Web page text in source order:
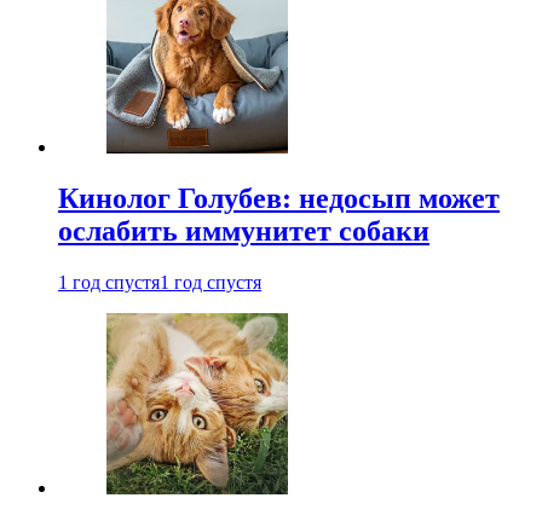
Кинолог Голубев: недосып может
ослабить иммунитет собаки
1 год спустя1 год спустя